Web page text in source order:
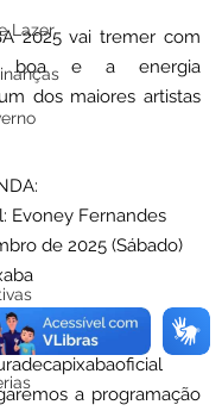
Lazer
2025 vai tremer com
boa e a energia
dos maiores artistas
Evoney Fernandes
de 2025 (Sábado)
nossas redes
a programação